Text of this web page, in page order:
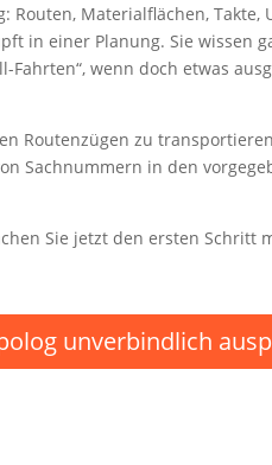
Materialflächen, Takte,
in einer Planung. Sie wissen
wenn doch etwas
Routenzügen zu
Sachnummern in den
Sie jetzt den ersten Schritt
unverbindlich